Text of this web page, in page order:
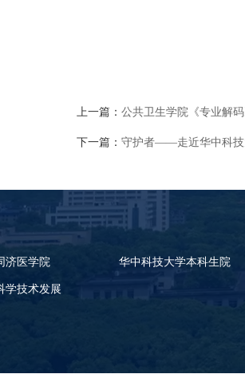
上一篇： 公共卫生学院《专业解码
下一篇： 守护者——走近华中科技
济医学院 华中科技大学本科生院
学技术发展